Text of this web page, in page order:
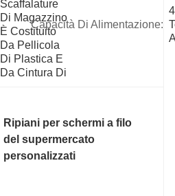
Scaffalature
Di Magazzino
È Costituito
Da Pellicola
Di Plastica E
Capacità Di Alimentazione:
Ripiani per schermi a filo
del supermercato
personalizzati